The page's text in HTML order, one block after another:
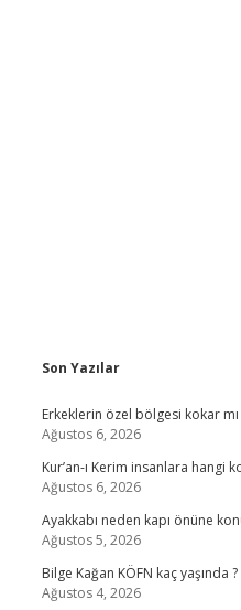
Sidebar
Son Yazılar
Erkeklerin özel bölgesi kokar mı
Ağustos 6, 2026
Kur’an-ı Kerim insanlara hangi
Ağustos 6, 2026
Ayakkabı neden kapı önüne
Ağustos 5, 2026
Bilge Kağan KÖFN kaç yaşında ?
Ağustos 4, 2026